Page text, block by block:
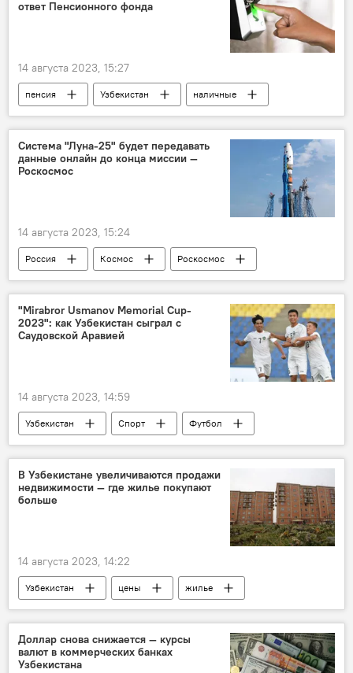
китайский юань
ответ Пенсионного фонда
14 августа 2023, 15:27
пенсия Узбекистан
наличные
Пенсионный фонд
пенсионный фонд
Внебюджетный пенсионный фонд при Министерстве финансов Узбекистана
проект
Постановление
Система "Луна-25" будет передавать
данные онлайн до конца миссии —
Роскосмос
14 августа 2023, 15:24
Россия Космос
Роскосмос
"Луна-25"
технологии
"Mirabror Usmanov Memorial Cup-
2023": как Узбекистан сыграл с
Саудовской Аравией
14 августа 2023, 14:59
Узбекистан Спорт Футбол
В Узбекистане увеличиваются продажи
недвижимости — где жилье покупают
больше
14 августа 2023, 14:22
Узбекистан цены
жилье
Недвижимость
рынок
покупка
Продажа
Андижанская область
Сырдарьинская область
Доллар снова снижается — курсы
валют в коммерческих банках
Узбекистана